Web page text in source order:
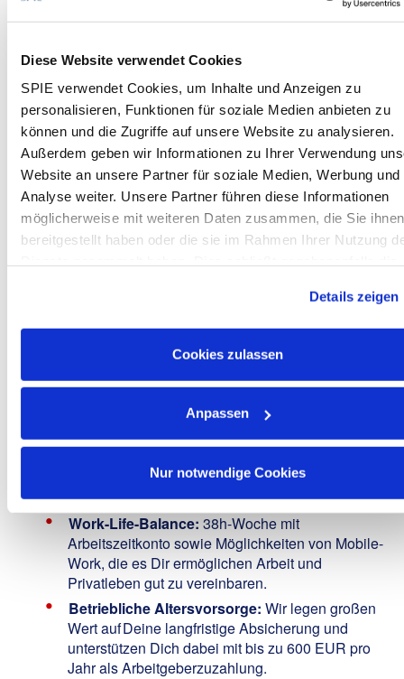
Diese Website verwendet Cookies
SPIE verwendet Cookies, um Inhalte und Anzeigen zu
personalisieren, Funktionen für soziale Medien anbieten zu
können und die Zugriffe auf unsere Website zu analysieren.
Außerdem geben wir Informationen zu Ihrer Verwendung
Website an unsere Partner für soziale Medien, Werbung und
Analyse weiter. Unsere Partner führen diese Informationen
möglicherweise mit weiteren Daten zusammen, die Sie ihnen
bereitgestellt haben oder die sie im Rahmen Ihrer Nutzung
Informationen zu Cookies finden Sie in unseren
Datenschutzhinweisen.
Details zeigen
Cookies zulassen
Anpassen
Nur notwendige Cookies
Gute Kenntnisse im Umgang mit E-CAD-
EPLAN und/ oder Engineering Base
Sehr gute Deutschkenntnisse (mind. C1-Niveau)
Gelegentliche Reisebereitschaft zum Besuch von
Projekten vor Ort
Selbstständige und kommunikative Arbeitsweise
im Projektteam sowie Serviceorientierung
We Offer:
gemeinsam mit Dir die Zukunft gestalten, daher
streben wir eine langfristige Zusammenarbeit an.
Attraktives Gehalt nach IG Metall-Tarif:
auch eine Vielzahl von Zusatzleistungen.
Urlaubs- und Weihnachtsgeld:
entspannter zu genießen.
30 Tage Urlaub: Um Dich zu erholen und neue
Energie zu tanken.
Work-Life-Balance: 38h-Woche mit
Arbeitszeitkonto sowie Möglichkeiten von Mobile-
Work, die es Dir ermöglichen Arbeit und
Privatleben gut zu vereinbaren.
Betriebliche Altersvorsorge: Wir legen großen
Wert auf Deine langfristige Absicherung und
unterstützen Dich dabei mit bis zu 600 EUR pro
Jahr als Arbeitgeberzuzahlung.